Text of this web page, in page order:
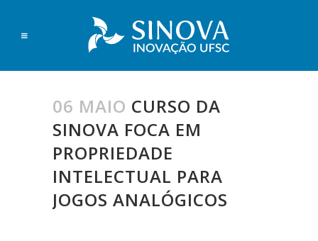
06 MAIO CURSO DA
SINOVA FOCA EM
PROPRIEDADE
INTELECTUAL PARA
JOGOS ANALÓGICOS